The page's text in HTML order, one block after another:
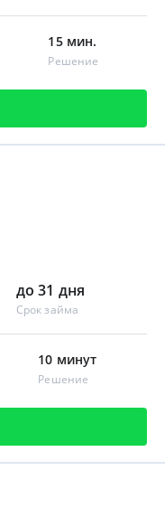
15 мин.
Решение
до 31 дня
Срок займа
10 минут
Решение